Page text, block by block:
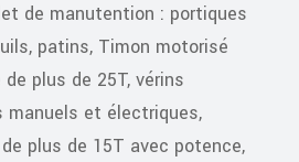
de manutention : portiques
patins, Timon motorisé
plus de 25T, vérins
manuels et électriques,
plus de 15T avec potence,